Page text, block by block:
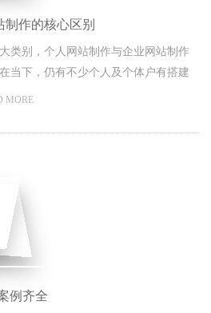
作的核心区别
类别，个人网站制作与企业网站制作
当下，仍有不少个人及个体户有搭建
与企业网站在本质上存在显著差异
MORE
例齐全